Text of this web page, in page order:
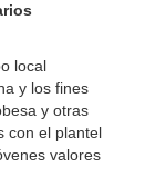
local
y los fines
y otras
con el plantel
valores